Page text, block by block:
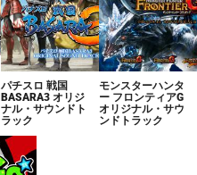
パチスロ 戦国
BASARA3 オリジ
ナル・サウンドト
ラック
モンスターハンタ
ー フロンティアG
オリジナル・サウ
ンドトラック